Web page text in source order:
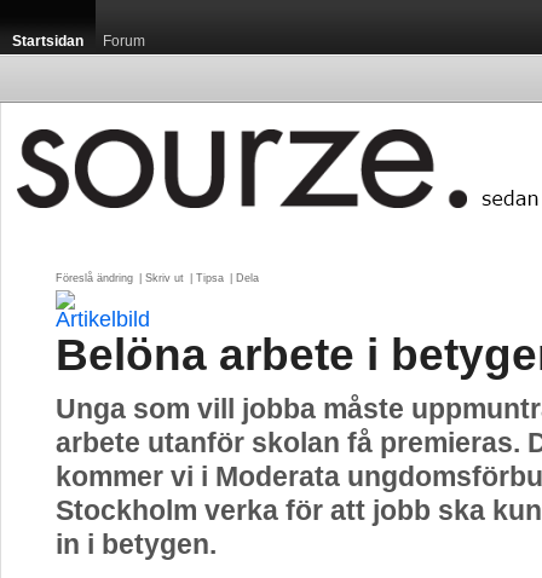
Startsidan Forum
Föreslå ändring Skriv ut Tipsa Dela
Belöna arbete i
Unga som vill jobba måste
arbete utanför skolan få premieras.
kommer vi i Moderata
Stockholm verka för att jobb ska
in i betygen.